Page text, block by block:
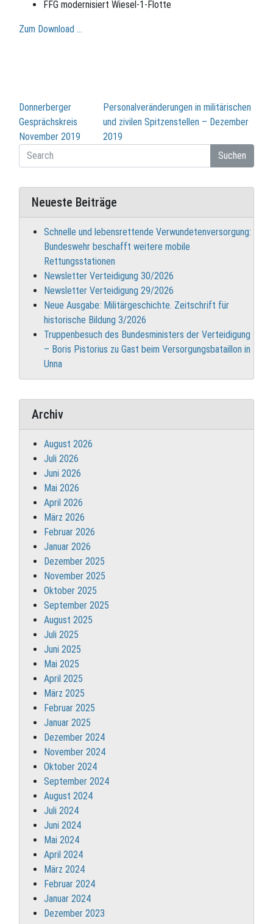
FFG modernisiert Wiesel-1-Flotte
Zum Download …
Beitragsnavigation
Donnerberger
Gesprächskreis
November 2019
Personalveränderungen in militärischen
und zivilen Spitzenstellen – Dezember
2019
Suchen
Neueste Beiträge
Schnelle und lebensrettende Verwundetenversorgung:
Bundeswehr beschafft weitere mobile
Rettungsstationen
Newsletter Verteidigung 30/2026
Newsletter Verteidigung 29/2026
Neue Ausgabe: Militärgeschichte. Zeitschrift für
historische Bildung 3/2026
Truppenbesuch des Bundesministers der Verteidigung
– Boris Pistorius zu Gast beim Versorgungsbataillon in
Unna
Archiv
August 2026
Juli 2026
Juni 2026
Mai 2026
April 2026
März 2026
Februar 2026
Januar 2026
Dezember 2025
November 2025
Oktober 2025
September 2025
August 2025
Juli 2025
Juni 2025
Mai 2025
April 2025
März 2025
Februar 2025
Januar 2025
Dezember 2024
November 2024
Oktober 2024
September 2024
August 2024
Juli 2024
Juni 2024
Mai 2024
April 2024
März 2024
Februar 2024
Januar 2024
Dezember 2023